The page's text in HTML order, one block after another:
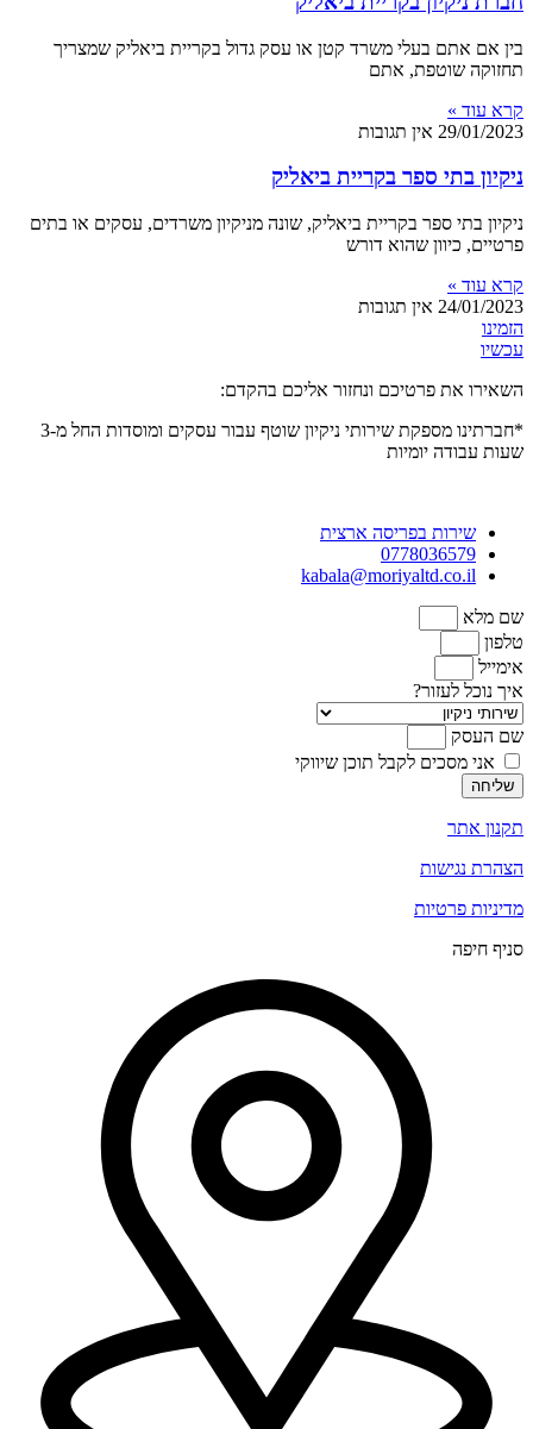
בין אם אתם בעלי משרד קטן או עסק גדול בקריית ביאליק שמצריך
תחזוקה שוטפת, אתם
קרא עוד »
29/01/2023 אין תגובות
ניקיון בתי ספר בקריית ביאליק
ניקיון בתי ספר בקריית ביאליק, שונה מניקיון משרדים, עסקים או בתים
פרטיים, כיוון שהוא דורש
קרא עוד »
24/01/2023 אין תגובות
הזמינו
עכשיו
השאירו את פרטיכם ונחזור אליכם בהקדם:
*חברתינו מספקת שירותי ניקיון שוטף עבור עסקים ומוסדות
החל מ-3
שעות עבודה יומיות
שירות בפריסה ארצית
0778036579
kabala@moriyaltd.co.il
שם מלא
טלפון
אימייל
איך נוכל לעזור?
שם העסק
אני מסכים לקבל תוכן שיווקי
שליחה
תקנון אתר
הצהרת נגישות
מדיניות פרטיות
סניף חיפה